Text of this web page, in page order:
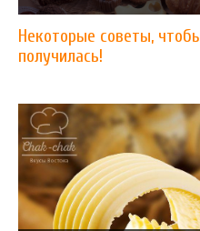
Некоторые советы,
получилась!